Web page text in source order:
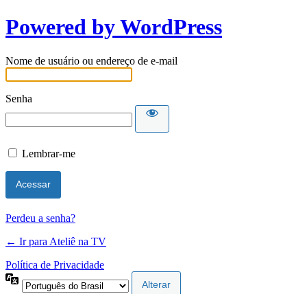
Powered by WordPress
Nome de usuário ou endereço de e-mail
Senha
Lembrar-me
Perdeu a senha?
← Ir para Ateliê na TV
Política de Privacidade